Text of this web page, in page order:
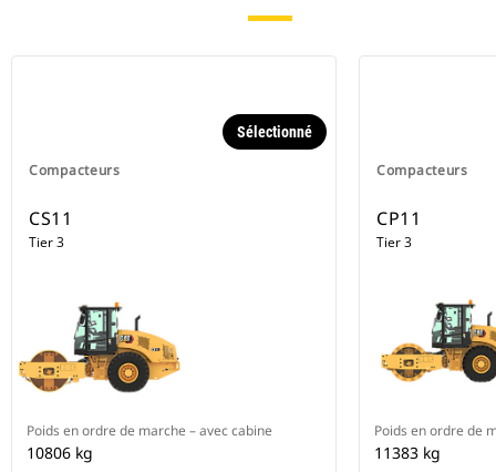
Compacteurs
Sélectionné
CS11
Tier 3
Poids en ordre de marche – avec cabine
10806 kg
Compacteurs
CP11
Tier 3
Poids en ordre de
11383 kg